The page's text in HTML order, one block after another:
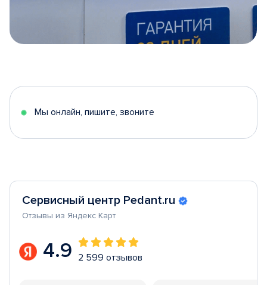
5
Мы онлайн, пишите, звоните
Сервисный центр Pedant.ru
Отзывы из Яндекс Карт
4.9 2 599 отзывов